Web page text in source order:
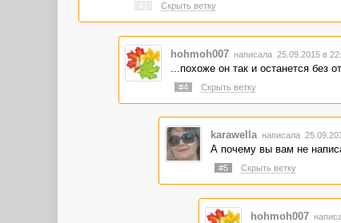
Скрыть ветку
hohmoh007 написала 25.09.2015 в
...похоже он так и останется без
#4 Скрыть ветку
karawella написала
А почему вы вам не
#5 Скрыть ветку
hohmoh007